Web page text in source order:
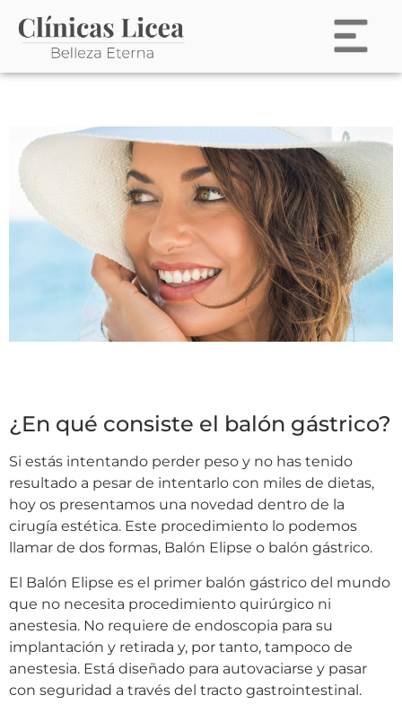
¿En qué consiste el balón gástrico?
Si estás intentando perder peso y no has tenido
resultado a pesar de intentarlo con miles de dietas,
hoy os presentamos una novedad dentro de la
cirugía estética. Este procedimiento lo podemos
llamar de dos formas, Balón Elipse o balón gástrico.
El Balón Elipse es el primer balón gástrico del mundo
que no necesita procedimiento quirúrgico ni
anestesia. No requiere de endoscopia para su
implantación y retirada y, por tanto, tampoco de
anestesia. Está diseñado para autovaciarse y pasar
con seguridad a través del tracto gastrointestinal.